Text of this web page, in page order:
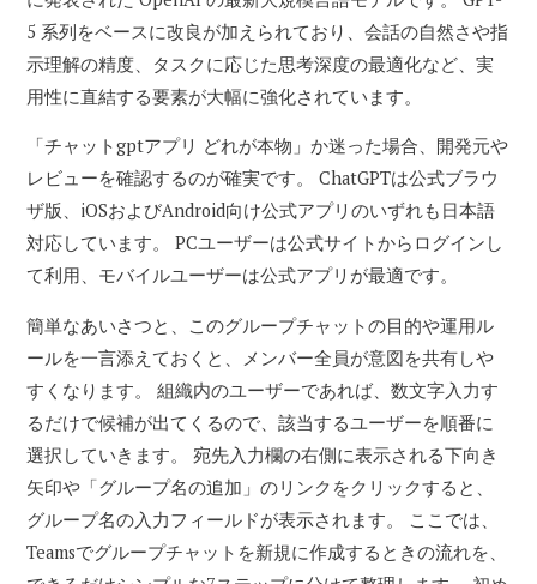
5 系列をベースに改良が加えられており、会話の自然さや指
示理解の精度、タスクに応じた思考深度の最適化など、実
用性に直結する要素が大幅に強化されています。
「チャットgptアプリ どれが本物」か迷った場合、開発元や
レビューを確認するのが確実です。 ChatGPTは公式ブラウ
ザ版、iOSおよびAndroid向け公式アプリのいずれも日本語
対応しています。 PCユーザーは公式サイトからログインし
て利用、モバイルユーザーは公式アプリが最適です。
簡単なあいさつと、このグループチャットの目的や運用ル
ールを一言添えておくと、メンバー全員が意図を共有しや
すくなります。 組織内のユーザーであれば、数文字入力す
るだけで候補が出てくるので、該当するユーザーを順番に
選択していきます。 宛先入力欄の右側に表示される下向き
矢印や「グループ名の追加」のリンクをクリックすると、
グループ名の入力フィールドが表示されます。 ここでは、
Teamsでグループチャットを新規に作成するときの流れを、